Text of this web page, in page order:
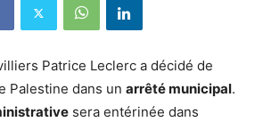
Patrice Leclerc a décidé de
Palestine dans un arrêté municipal.
sera entérinée dans